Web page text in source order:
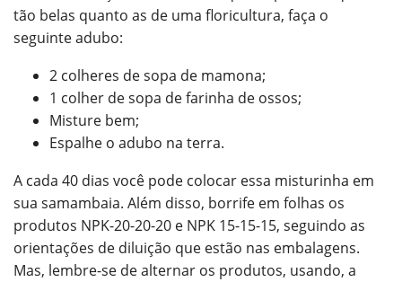
tão belas quanto as de uma floricultura, faça o
seguinte adubo:
2 colheres de sopa de mamona;
1 colher de sopa de farinha de ossos;
Misture bem;
Espalhe o adubo na terra.
A cada 40 dias você pode colocar essa misturinha em
sua samambaia. Além disso, borrife em folhas os
produtos NPK-20-20-20 e NPK 15-15-15, seguindo as
orientações de diluição que estão nas embalagens.
Mas, lembre-se de alternar os produtos, usando, a